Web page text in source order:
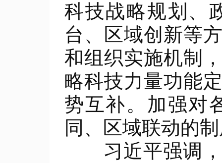
科技战略规划、
台、区域创新等
和组织实施机制
略科技力量功能
势互补。加强对
同、区域联动的
习近平强调，